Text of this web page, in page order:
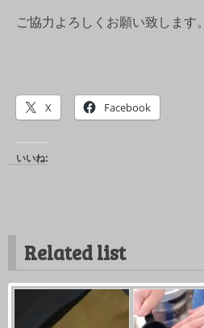
ご協力よろしくお願い致します。
X Facebook
いいね:
Related list